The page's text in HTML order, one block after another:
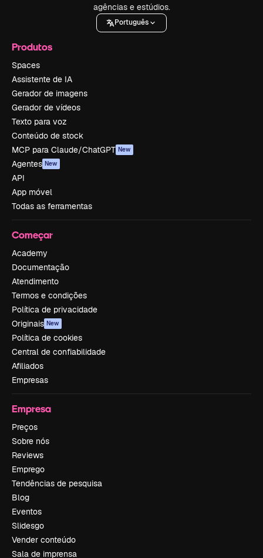
agências e estúdios.
Português
Produtos
Spaces
Assistente de IA
Gerador de imagens
Gerador de vídeos
Texto para voz
Conteúdo de stock
MCP para Claude/ChatGPT New
Agentes New
API
App móvel
Todas as ferramentas
Começar
Academy
Documentação
Atendimento
Termos e condições
Política de privacidade
Originais New
Política de cookies
Central de confiabilidade
Afiliados
Empresas
Empresa
Preços
Sobre nós
Reviews
Emprego
Tendências de pesquisa
Blog
Eventos
Slidesgo
Vender conteúdo
Sala de imprensa